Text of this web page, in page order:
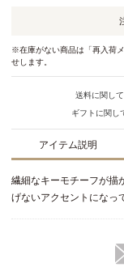
※在庫がない商品は「再入荷
せします。
送料に関して
ギフトに関し
アイテム説明
繊細なキーモチーフが描
げないアクセントになっ